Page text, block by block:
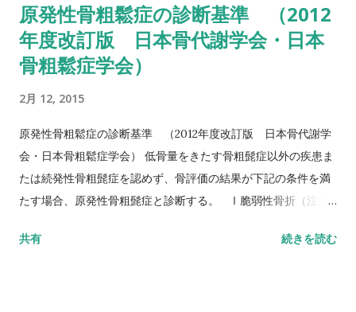
詳しい評価方法はこちら記事を参照して下さい↓ タイムアップ
アンドゴーテスト TUG:Timed Up & Go Test 10m歩行テスト
方法 助走路（各3m）を含めた約16m（直線歩行路）を歩行し、
測する。 カットオフ 24.6秒：屋内歩行 11.6秒：屋外歩行 詳し
い評価方法はこちら記事を参照して下さい↓ 10メートル歩行テ
スト(10MWT)
原発性骨粗鬆症の診断基準 （2012
年度改訂版 日本骨代謝学会・日本
骨粗鬆症学会）
2月 12, 2015
原発性骨粗鬆症の診断基準 （2012年度改訂版 日本骨代謝学
会・日本骨粗鬆症学会） 低骨量をきたす骨粗髭症以外の疾患ま
たは続発性骨粗髭症を認めず、骨評価の結果が下記の条件を満
たす場合、原発性骨粗髭症と診断する。 Ⅰ脆弱性骨折（注1）
の脆弱性骨折（注3）があり、骨密度（注4）がYAMの80％未満
共有 続きを読む